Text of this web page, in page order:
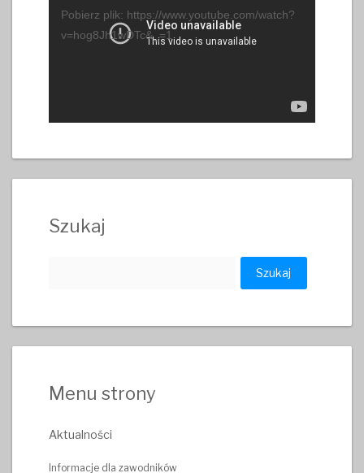
Pobierz plik: https://www.youtube.com/watch?
v=hog8Jh1wDTc&_=1
Szukaj
Menu strony
Aktualności
Informacje dla zawodników